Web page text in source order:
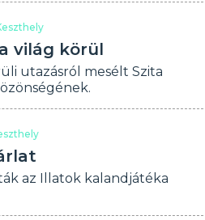
világ körül
utazásról mesélt Szita
az Illatok kalandjátéka